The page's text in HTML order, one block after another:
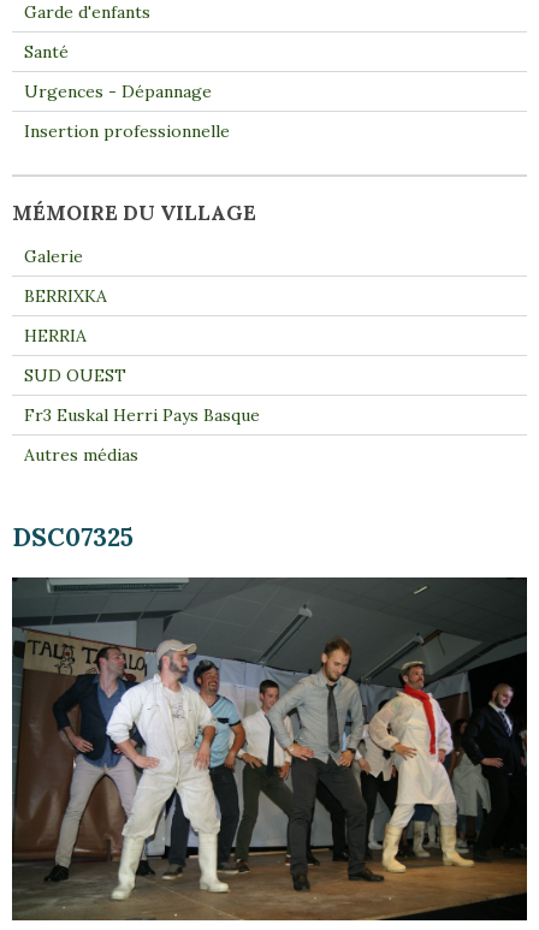
DSC07325
Garde d'enfants
Santé
Urgences - Dépannage
Insertion professionnelle
MÉMOIRE DU VILLAGE
Galerie
BERRIXKA
HERRIA
SUD OUEST
Fr3 Euskal Herri Pays Basque
Autres médias